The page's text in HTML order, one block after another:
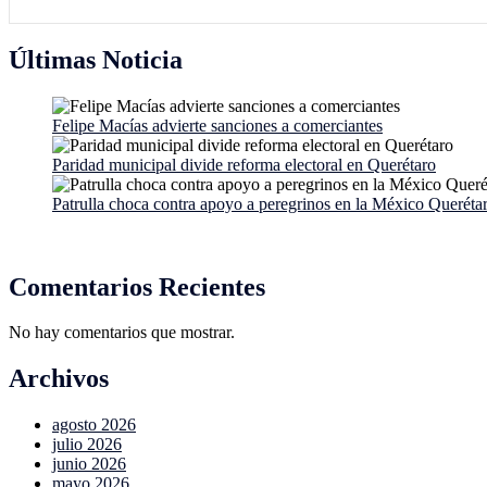
Últimas Noticia
Felipe Macías advierte sanciones a comerciantes
Paridad municipal divide reforma electoral en Querétaro
Patrulla choca contra apoyo a peregrinos en la México
Comentarios Recientes
No hay comentarios que mostrar.
Archivos
agosto 2026
julio 2026
junio 2026